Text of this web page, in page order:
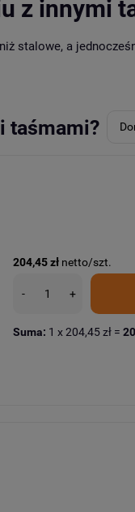
z innymi
stalowe, a
taśmami?
204,45 zł netto/szt.
- +
Suma: 1 x204,45 zł =